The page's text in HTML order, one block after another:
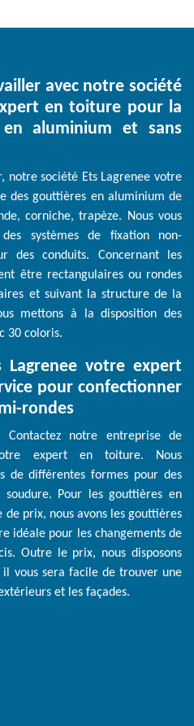
avec notre société
en toiture pour la
aluminium et sans
notre société Ets Lagrenee votre
des gouttières en aluminium de
corniche, trapèze. Nous vous
systèmes de fixation non-
des conduits. Concernant les
être rectangulaires ou rondes
et suivant la structure de la
mettons à la disposition des
30 coloris.
votre expert
pour confectionner
rondes
notre entreprise de
expert en toiture. Nous
de différentes formes pour des
Pour les gouttières en
prix, nous avons les gouttières
idéale pour les changements de
Outre le prix, nous disposons
vous sera facile de trouver une
et les façades.